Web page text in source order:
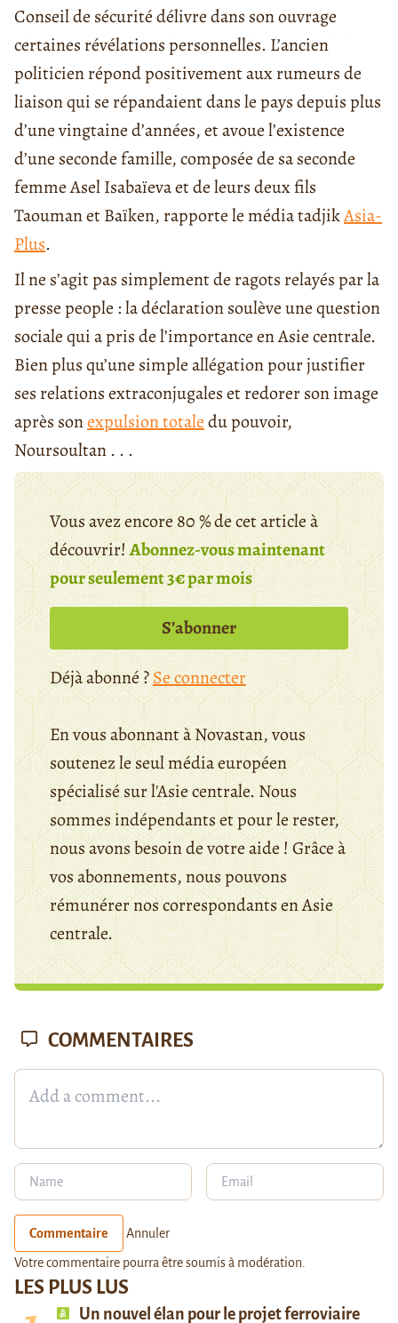
Conseil de sécurité délivre dans son ouvrage
certaines révélations personnelles. L’ancien
politicien répond positivement aux rumeurs de
liaison qui se répandaient dans le pays depuis plus
d’une vingtaine d’années, et avoue l’existence
d’une seconde famille, composée de sa seconde
femme Asel Isabaïeva et de leurs deux fils
Taouman et Baïken, rapporte le média tadjikAsia-
Plus.
Il ne s’agit pas simplement de ragots relayés par la
presse people : la déclaration soulève une question
sociale qui a pris de l’importance en Asie centrale.
Bien plus qu’une simple allégation pour justifier
ses relations extraconjugales et redorer son image
après sonexpulsion totaledu pouvoir,
Noursoultan . . .
Vous avez encore 80 % de cet article à
découvrir!Abonnez-vous maintenant
pour seulement 3€ par mois
S’abonner
Déjà abonné ?Se connecter
En vous abonnant à Novastan, vous
soutenez le seul média européen
spécialisé sur l'Asie centrale. Nous
sommes indépendants et pour le rester,
nous avons besoin de votre aide ! Grâce à
vos abonnements, nous pouvons
rémunérer nos correspondants en Asie
centrale.
LES PLUS LUS
Un nouvel élan pour le projet ferroviaire
COMMENTAIRES
Commentaire Annuler
Votre commentaire pourra être soumis à modération.